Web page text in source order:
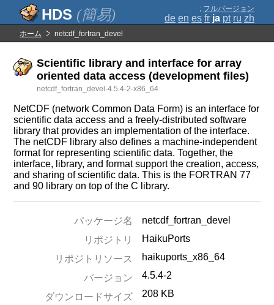
(簡易) ; フルバージョン
de en es fr ja pt ru zh
ホーム netcdf_fortran_devel
Scientific library and interface for array
oriented data access (development files)
netcdf_fortran_devel-4.5.4-2-x86_64
NetCDF (network Common Data Form) is an interface for
scientific data access and a freely-distributed software
library that provides an implementation of the interface.
The netCDF library also defines a machine-independent
format for representing scientific data. Together, the
interface, library, and format support the creation, access,
and sharing of scientific data. This is the FORTRAN 77
and 90 library on top of the C library.
パッケージ名
netcdf_fortran_devel
リポジトリ
HaikuPorts
リポジトリソース
haikuports_x86_64
バージョン
4.5.4-2
ダウンロードサイズ 208 KB